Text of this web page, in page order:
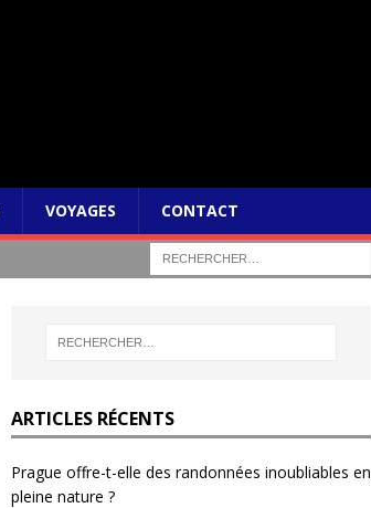
VOYAGES CONTACT
ARTICLES RÉCENTS
Prague offre-t-elle des randonnées inoubliables en
pleine nature ?